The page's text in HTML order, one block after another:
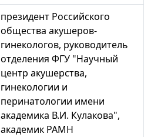
президент Российского
общества акушеров-
гинекологов, руководитель
отделения ФГУ "Научный
центр акушерства,
гинекологии и
перинатологии имени
академика В.И. Кулакова",
академик РАМН